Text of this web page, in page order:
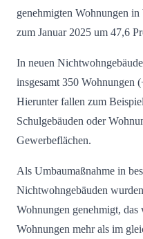
genehmigten Wohnungen
zum Januar 2025 um 47,6
In neuen
insgesamt 350 Wohnungen
Hierunter fallen zum
Schulgebäuden oder
Gewerbeflächen.
Als Umbaumaßnahme in
Nichtwohngebäuden
Wohnungen genehmigt,
Wohnungen mehr als im